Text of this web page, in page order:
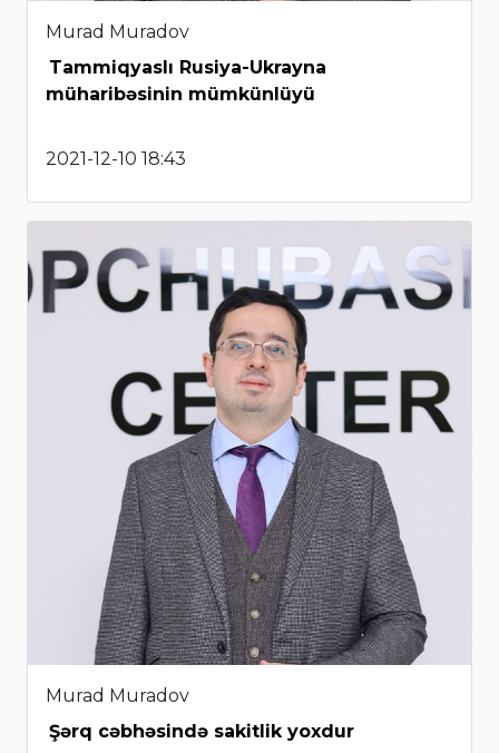
Murad Muradov
Tammiqyaslı Rusiya-Ukrayna
müharibəsinin mümkünlüyü
2021-12-10 18:43
Murad Muradov
Şərq cəbhəsində sakitlik yoxdur